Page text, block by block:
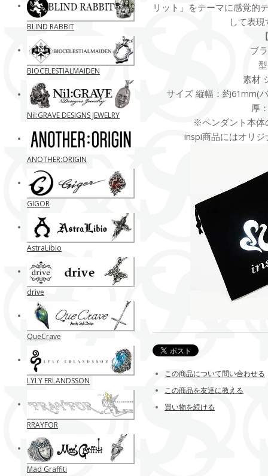
リット」をテーマに感覚的
して表
ブ
素材
サイズ 縦幅：約61mm(
厚
※ペンダント本体
inspi商品にはオリ
この商品について問い合わせる
この商品を友達に教える
買い物を続ける
BLIND RABBIT
BIOCELESTIALMAIDEN
Nil:GRAVE DESIGNS JEWELRY
ANOTHER:ORIGIN
GIGOR
AstraLibio
drive
QueCrave
LYLY ERLANDSSON
RRAYFOR
Mad Graffiti